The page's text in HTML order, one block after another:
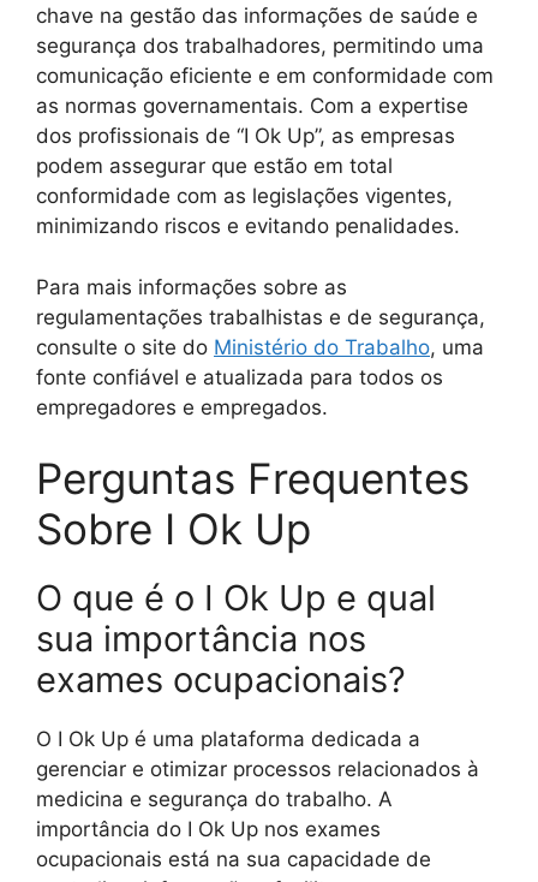
chave na gestão das informações de saúde e
segurança dos trabalhadores, permitindo uma
comunicação eficiente e em conformidade com
as normas governamentais. Com a expertise
dos profissionais de “I Ok Up”, as empresas
podem assegurar que estão em total
conformidade com as legislações vigentes,
minimizando riscos e evitando penalidades.
Para mais informações sobre as
regulamentações trabalhistas e de segurança,
consulte o site do Ministério do Trabalho, uma
fonte confiável e atualizada para todos os
empregadores e empregados.
Perguntas Frequentes
Sobre I Ok Up
O que é o I Ok Up e qual
sua importância nos
exames ocupacionais?
O I Ok Up é uma plataforma dedicada a
gerenciar e otimizar processos relacionados à
medicina e segurança do trabalho. A
importância do I Ok Up nos exames
ocupacionais está na sua capacidade de